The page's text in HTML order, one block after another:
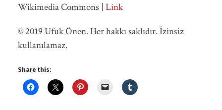
Wikimedia Commons | Link
© 2019 Ufuk Önen. Her hakkı saklıdır. İzinsiz
kullanılamaz.
Share this: